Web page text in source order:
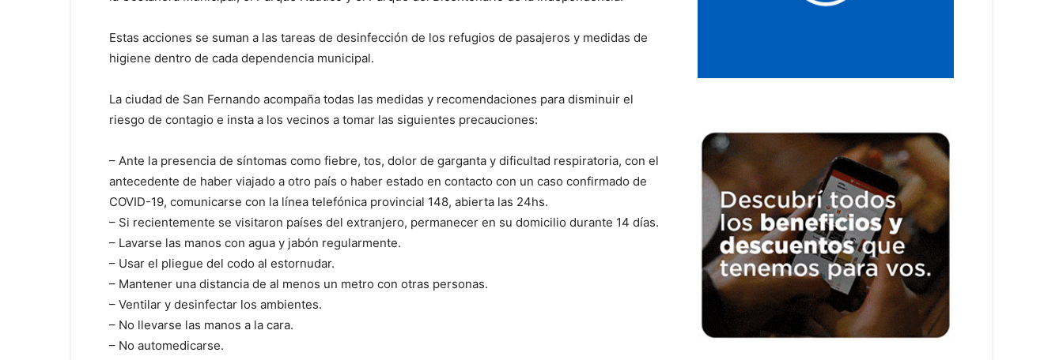
Estas acciones se suman a las tareas de desinfección de los refugios de pasajeros y medidas de
higiene dentro de cada dependencia municipal.
La ciudad de San Fernando acompaña todas las medidas y recomendaciones para disminuir el
riesgo de contagio e insta a los vecinos a tomar las siguientes precauciones:
– Ante la presencia de síntomas como fiebre, tos, dolor de garganta y dificultad respiratoria, con el
antecedente de haber viajado a otro país o haber estado en contacto con un caso confirmado de
COVID-19, comunicarse con la línea telefónica provincial 148, abierta las 24hs.
– Si recientemente se visitaron países del extranjero, permanecer en su domicilio durante 14 días.
– Lavarse las manos con agua y jabón regularmente.
– Usar el pliegue del codo al estornudar.
– Mantener una distancia de al menos un metro con otras personas.
– Ventilar y desinfectar los ambientes.
– No llevarse las manos a la cara.
– No automedicarse.